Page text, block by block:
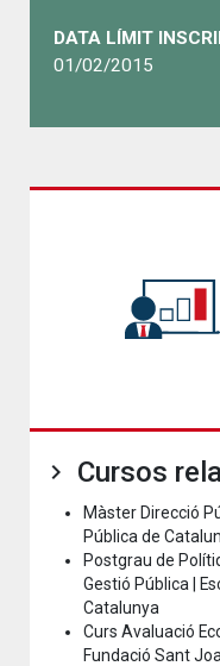
DATA LÍMIT
01/02/2015
Cursos
Màster Direcció
Pública de
Postgrau de
Gestió Pública |
Catalunya
Curs Avaluació
Fundació Sant